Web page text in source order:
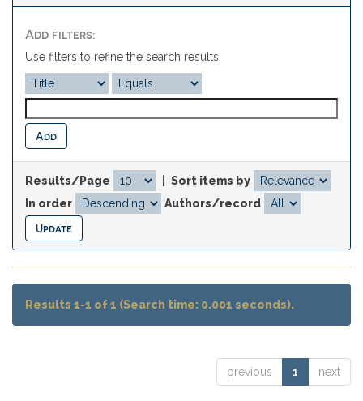
Add filters:
Use filters to refine the search results.
Results/Page
Sort items by
In order
Authors/record
Results 1-1 of 1 (Search time: 0.001 seconds).
previous 1 next